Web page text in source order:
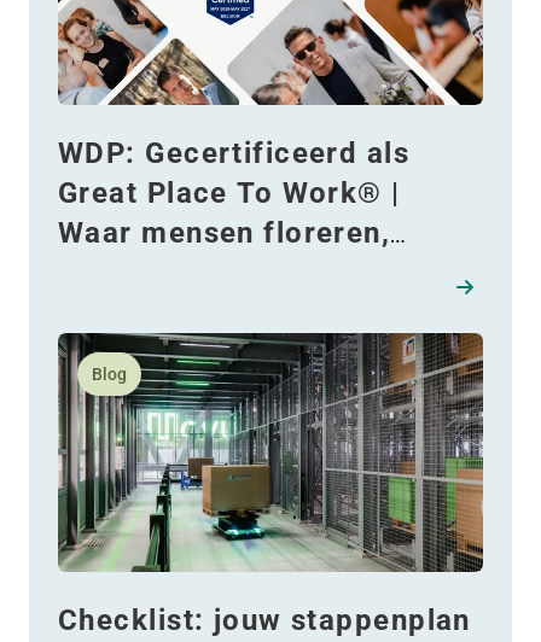
WDP: Gecertificeerd als
Great Place To Work® |
Waar mensen floreren,
Blog
Checklist: jouw stappenplan
Lees meer over Checklist: jouw stappenplan voor